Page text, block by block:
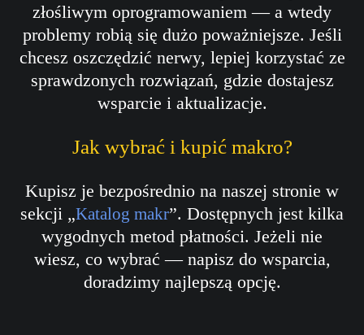
złośliwym oprogramowaniem — a wtedy
problemy robią się dużo poważniejsze. Jeśli
chcesz oszczędzić nerwy, lepiej korzystać ze
sprawdzonych rozwiązań, gdzie dostajesz
wsparcie i aktualizacje.
Jak wybrać i kupić makro?
Kupisz je bezpośrednio na naszej stronie w
sekcji „Katalog makr”. Dostępnych jest kilka
wygodnych metod płatności. Jeżeli nie
wiesz, co wybrać — napisz do wsparcia,
doradzimy najlepszą opcję.